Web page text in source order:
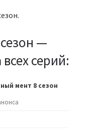
—
серий:
мент 8 сезон